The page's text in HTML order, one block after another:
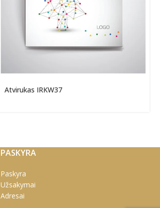
Atvirukas IRKW37
PASKYRA
Paskyra
Užsakymai
Adresai